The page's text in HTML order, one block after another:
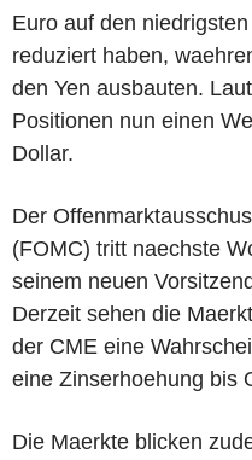
Euro auf den
reduziert haben,
den Yen ausbauten.
Positionen nun einen
Dollar.
Der
(FOMC) tritt naechste
seinem neuen
Derzeit sehen die
der CME eine
eine Zinserhoehung bis
Die Maerkte blicken